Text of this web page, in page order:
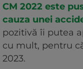
CM 2022 este
cauza unei
pozitivă îi putea
cu mult, pentru
2023.